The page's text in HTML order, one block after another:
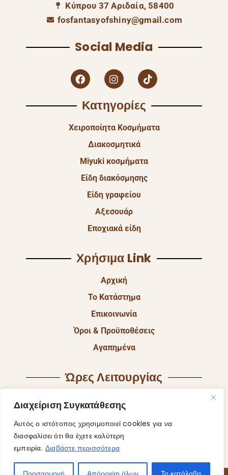
Διαχείριση Συγκατάθεσης
Αυτός ο ιστότοπος χρησιμοποιεί cookies για να
διασφαλίσει ότι θα έχετε καλύτερη
εμπειρία. Διαβάστε περισσότερα
Κύπρου 37 Αριδαία, 58400
fosfantasyofshiny@gmail.com
Social Media
Κατηγορίες
Χειροποίητα Κοσμήματα
Διακοσμητικά
Miyuki κοσμήματα
Είδη διακόσμησης
Είδη γραφείου
Αξεσουάρ
Εποχιακά είδη
Χρήσιμα Link
Αρχική
Το Κατάστημα
Επικοινωνία
Όροι & Προϋποθέσεις
Αγαπημένα
Ώρες Λειτουργίας
Δευ & Τετ & Σαβ: 9:00 – 15:00
Πεμ: 9:00-18:00
Κυρ: Κλειστά